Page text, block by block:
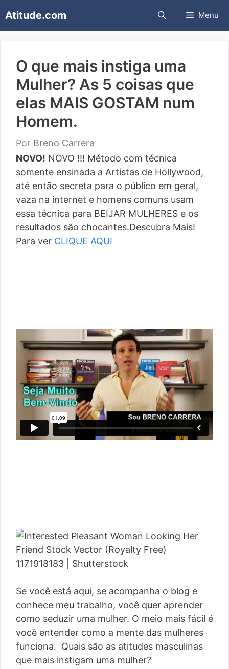
para
o
Atitude.com Menu
O que mais instiga uma
Mulher? As 5 coisas que
elas MAIS GOSTAM num
Homem.
Por Breno Carrera
NOVO! NOVO !!! Método com técnica
somente ensinada a Artistas de Hollywood,
até então secreta para o público em geral,
vaza na internet e homens comuns usam
essa técnica para BEIJAR MULHERES e os
resultados são chocantes.Descubra Mais!
Para ver CLIQUE AQUI
Se você está aqui, se acompanha o blog e
conhece meu trabalho, você quer aprender
como seduzir uma mulher. O meio mais fácil é
você entender como a mente das mulheres
funciona. Quais são as atitudes masculinas
que mais instigam uma mulher?